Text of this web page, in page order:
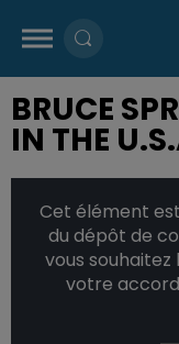
BRUCE
IN THE
Cet élément
du dépôt de
vous
votre